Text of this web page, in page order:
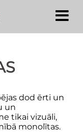
dod ērti un
un
tikai vizuāli,
monolītas.